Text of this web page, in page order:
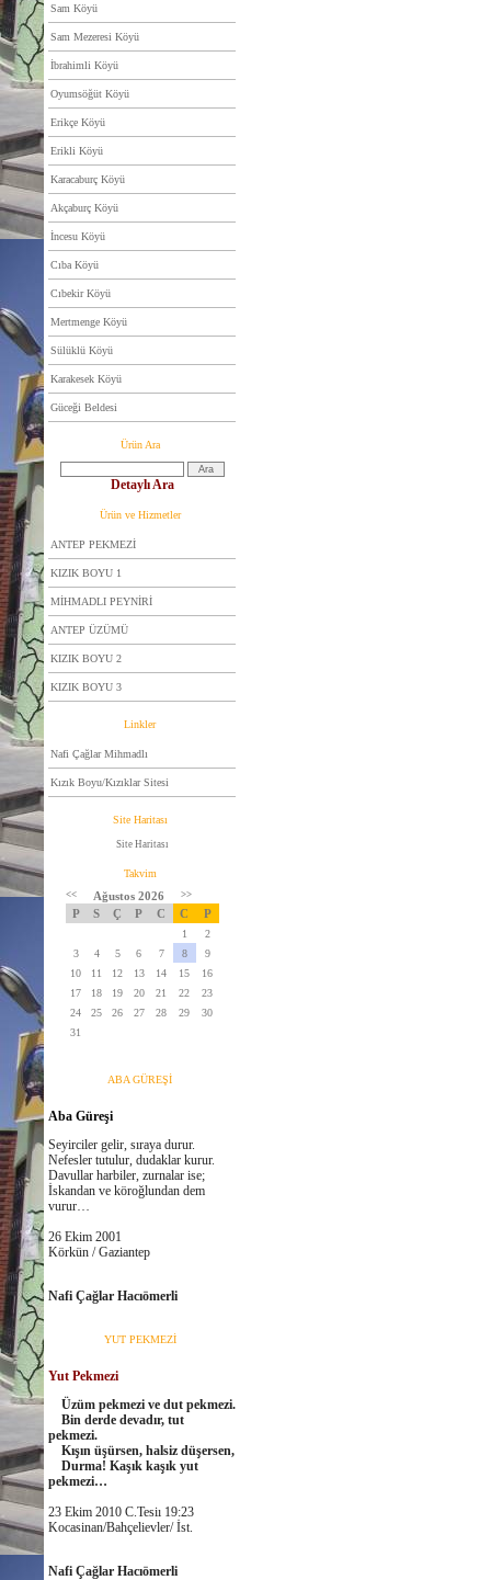
Sam Köyü
Sam Mezeresi Köyü
İbrahimli Köyü
Oyumsöğüt Köyü
Erikçe Köyü
Erikli Köyü
Karacaburç Köyü
Akçaburç Köyü
İncesu Köyü
Cıba Köyü
Cıbekir Köyü
Mertmenge Köyü
Sülüklü Köyü
Karakesek Köyü
Güceği Beldesi
Ürün Ara
Detaylı Ara
Ürün ve Hizmetler
ANTEP PEKMEZİ
KIZIK BOYU 1
MİHMADLI PEYNİRİ
ANTEP ÜZÜMÜ
KIZIK BOYU 2
KIZIK BOYU 3
Linkler
Nafi Çağlar Mihmadlı
Kızık Boyu/Kızıklar Sitesi
Site Haritası
Site Haritası
Takvim
<< Ağustos 2026 >>
P S Ç P C C P
1
2
3
4 5 6 7 8
9
10
11 12 13 14 15
16
17
18 19 20 21 22
23
24
25 26 27 28 29
30
31
ABA GÜREŞİ
Aba Güreşi
Seyirciler gelir, sıraya durur.
Nefesler tutulur, dudaklar kurur.
Davullar harbiler, zurnalar ise;
İskandan ve köroğlundan dem
vurur…
26 Ekim 2001
Körkün / Gaziantep
Nafi Çağlar Hacıömerli
YUT PEKMEZİ
Yut Pekmezi
Üzüm pekmezi ve dut pekmezi.
Bin derde devadır, tut
pekmezi.
Kışın üşürsen, halsiz düşersen,
Durma! Kaşık kaşık yut
pekmezi…
23 Ekim 2010 C.Tesiı 19:23
Kocasinan/Bahçelievler/ İst.
Nafi Çağlar Hacıömerli